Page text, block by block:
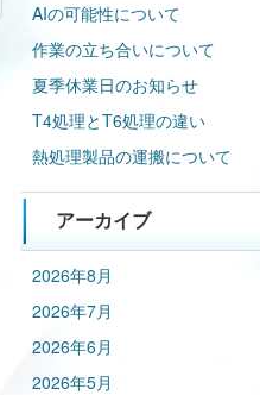
AIの可能性について
作業の立ち合いについて
夏季休業日のお知らせ
T4処理とT6処理の違い
熱処理製品の運搬について
アーカイブ
2026年8月
2026年7月
2026年6月
2026年5月